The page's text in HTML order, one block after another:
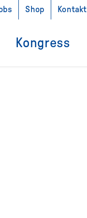
Shop Kontakt
Kongress